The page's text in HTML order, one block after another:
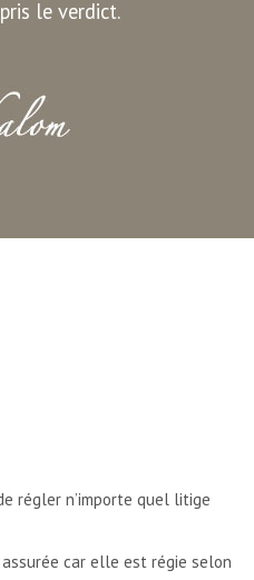
le verdict.
régler n’importe quel litige
car elle est régie selon